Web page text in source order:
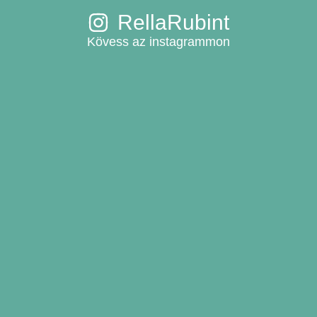
RellaRubint
Kövess az instagrammon